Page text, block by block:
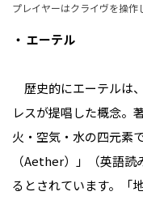
プレイヤーはクライヴを操作
・ エーテル
歴史的にエーテルは
レスが提唱した概念。
火・空気・水の四元素
（Aether）」（英語
るとされています。「